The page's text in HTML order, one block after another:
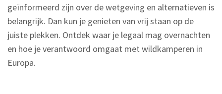
geïnformeerd zijn over de wetgeving en alternatieven is
belangrijk. Dan kun je genieten van vrij staan op de
juiste plekken. Ontdek waar je legaal mag overnachten
en hoe je verantwoord omgaat met wildkamperen in
Europa.